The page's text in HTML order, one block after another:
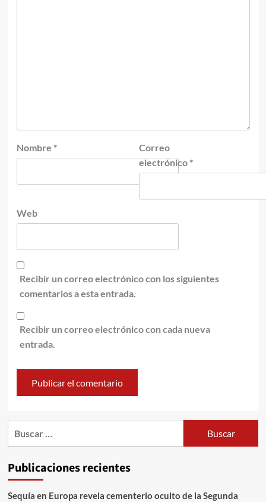
Nombre *
Correo
electrónico *
Web
Recibir un correo electrónico con los siguientes
comentarios a esta entrada.
Recibir un correo electrónico con cada nueva
entrada.
Publicaciones recientes
Sequía en Europa revela cementerio oculto de la Segunda